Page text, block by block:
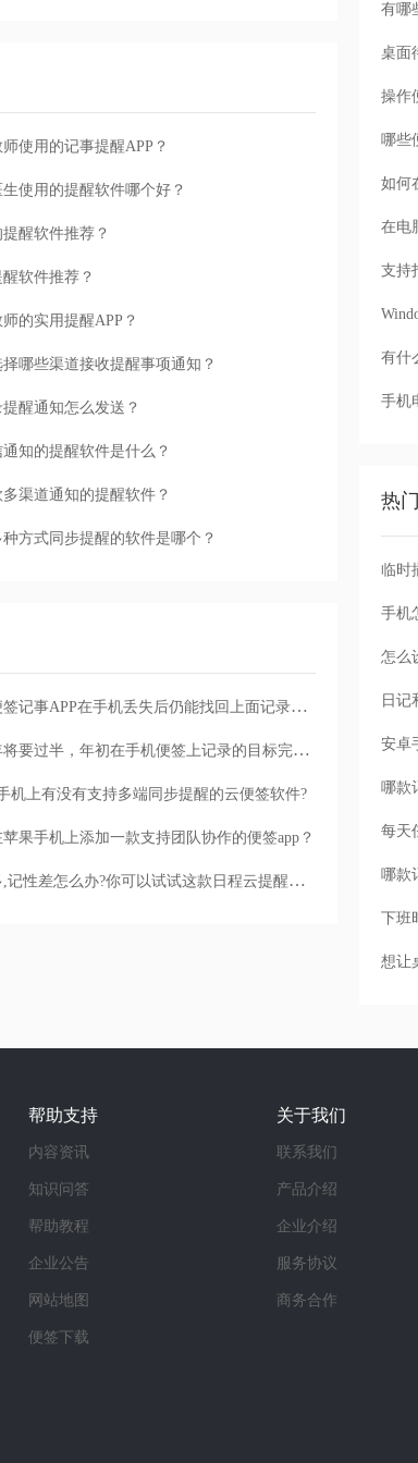
使用的记事提醒APP？
使用的提醒软件哪个好？
醒软件推荐？
软件推荐？
的实用提醒APP？
哪些渠道接收提醒事项通知？
醒通知怎么发送？
知的提醒软件是什么？
渠道通知的提醒软件？
方式同步提醒的软件是哪个？
什么便签记事APP在手机丢失后仍能找回上面记录的内容？
2019年将要过半，年初在手机便签上记录的目标完成得怎么样了
机上有没有支持多端同步提醒的云便签软件?
果手机上添加一款支持团队协作的便签app？
工作多,记性差怎么办?你可以试试这款日程云提醒软件
有哪
桌面
操作
哪些
如何
在电
支持
有什
手机
热
手机
怎么
每天
下班
想让
帮助支持
内容资讯
知识问答
帮助教程
企业公告
网站地图
便签下载
关于我们
联系我们
产品介绍
企业介绍
服务协议
商务合作